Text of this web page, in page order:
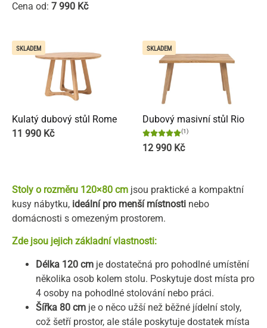
Cena od: 7 990 Kč
SKLADEM
Kulatý dubový stůl Rome
11 990 Kč
SKLADEM
Dubový masivní stůl Rio
(1)
12 990 Kč
Stoly o rozměru 120×80 cm jsou praktické a kompaktní
kusy nábytku, ideální pro menší místnosti nebo
domácnosti s omezeným prostorem.
Zde jsou jejich základní vlastnosti:
Délka 120 cm je dostatečná pro pohodlné umístění
několika osob kolem stolu. Poskytuje dost místa pro
4 osoby na pohodlné stolování nebo práci.
Šířka 80 cm je o něco užší než běžné jídelní stoly,
což šetří prostor, ale stále poskytuje dostatek místa